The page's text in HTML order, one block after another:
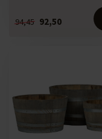
94,45 92,50